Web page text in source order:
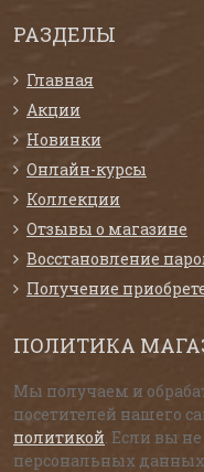
РАЗДЕЛЫ
Главная
Акции
Новинки
Онлайн-курсы
Коллекции
Отзывы о магазине
Восстановление
Получение
ПОЛИТИКА
Мы получаем и
посетителей нашего
политикой . Если вы
персональных